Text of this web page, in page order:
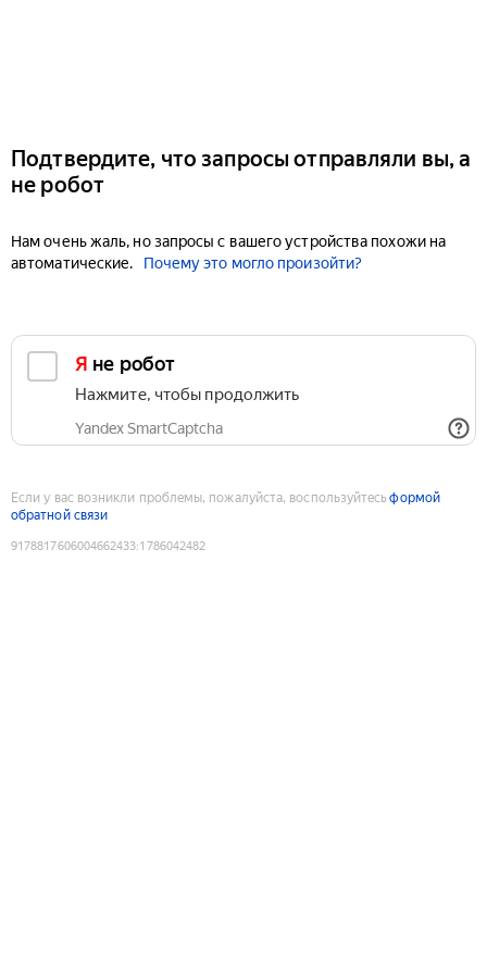
Подтвердите, что запросы отправляли вы, а
не робот
Нам очень жаль, но запросы с вашего устройства похожи на
автоматические.
Почему это могло произойти?
Я не робот
Нажмите, чтобы продолжить
Yandex SmartCaptcha
Если у вас возникли проблемы, пожалуйста, воспользуйтесьформой
обратной связи
9178817606004662433:1786042482